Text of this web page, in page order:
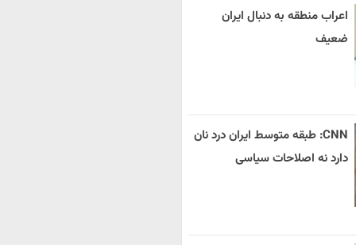
اعراب منطقه به دنبال ایران
ضعیف
CNN: طبقه متوسط ایران درد نان
دارد نه اصلاحات سیاسی